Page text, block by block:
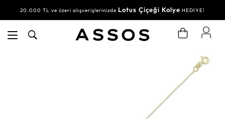
20.000 TL ve üzeri alışverişlerinizde Lotus Çiçeği Kolye HEDİYE!